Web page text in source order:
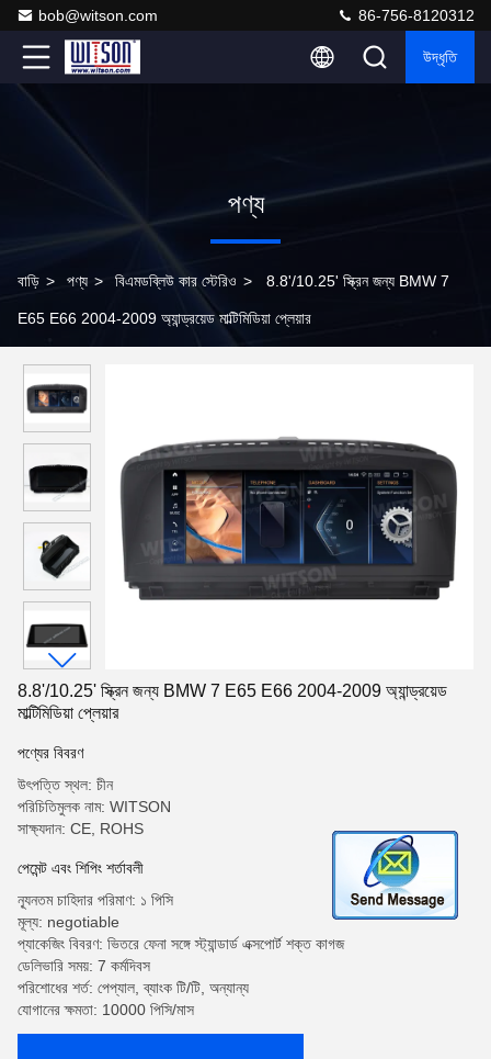
bob@witson.com 86-756-8120312
উদ্ধৃতি
পণ্য
বাড়ি > পণ্য > বিএমডব্লিউ কার স্টেরিও > 8.8'/10.25' স্ক্রিন জন্য BMW 7
E65 E66 2004-2009 অ্যান্ড্রয়েড মাল্টিমিডিয়া প্লেয়ার
8.8'/10.25' স্ক্রিন জন্য BMW 7 E65 E66 2004-2009 অ্যান্ড্রয়েড
মাল্টিমিডিয়া প্লেয়ার
পণ্যের বিবরণ
উৎপত্তি স্থল: চীন
পরিচিতিমুলক নাম: WITSON
সাক্ষ্যদান: CE, ROHS
পেমেন্ট এবং শিপিং শর্তাবলী
ন্যূনতম চাহিদার পরিমাণ: ১ পিসি
মূল্য: negotiable
প্যাকেজিং বিবরণ: ভিতরে ফেনা সঙ্গে স্ট্যান্ডার্ড এক্সপোর্ট শক্ত কাগজ
ডেলিভারি সময়: 7 কর্মদিবস
পরিশোধের শর্ত: পেপ্যাল, ব্যাংক টি/টি, অন্যান্য
যোগানের ক্ষমতা: 10000 পিসি/মাস